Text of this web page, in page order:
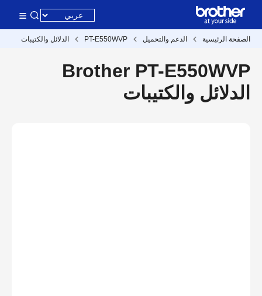
الصفحة الرئيسية الدعم والتحميل PT-E550WVP الدلائل والكتيبات
Brother PT-E550WVP
الدلائل والكتيبات